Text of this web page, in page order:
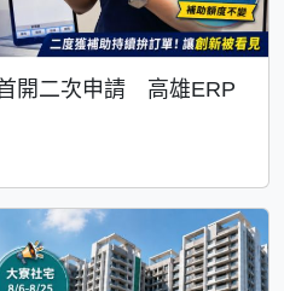
開二次申請 高雄ERP